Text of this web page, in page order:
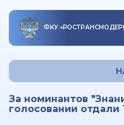
ФКУ «
За номинантов
голосовании отдали